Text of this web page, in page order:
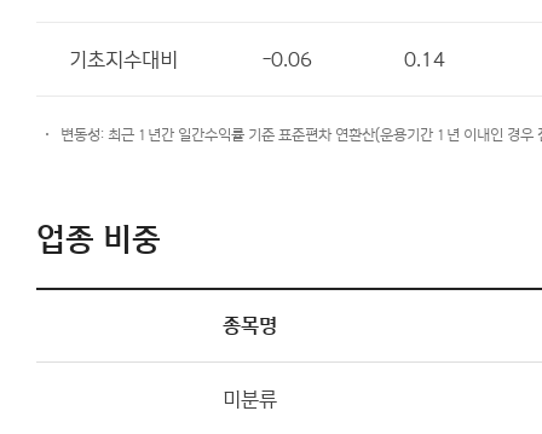
기초지수대비 -0.06 0.14
변동성: 최근 1년간 일간수익률 기준 표준편차 연환산(운용기간 1년 이내인 경우
업종 비중
종목명
미분류